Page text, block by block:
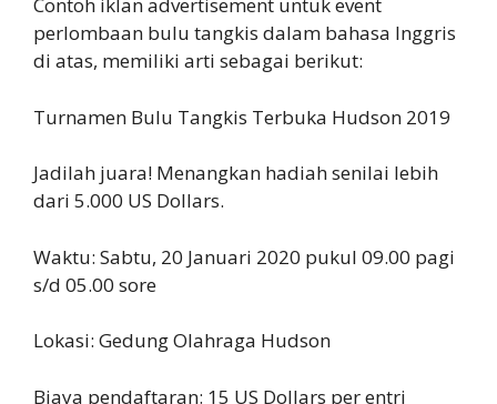
Contoh iklan advertisement untuk event
perlombaan bulu tangkis dalam bahasa Inggris
di atas, memiliki arti sebagai berikut:
Turnamen Bulu Tangkis Terbuka Hudson 2019
Jadilah juara! Menangkan hadiah senilai lebih
dari 5.000 US Dollars.
Waktu: Sabtu, 20 Januari 2020 pukul 09.00 pagi
s/d 05.00 sore
Lokasi: Gedung Olahraga Hudson
Biaya pendaftaran: 15 US Dollars per entri